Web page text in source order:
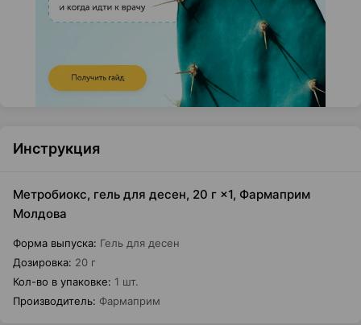
Инструкция
Метробиокс, гель для десен, 20 г ×1, Фармаприм
Молдова
Форма выпуска: Гель для десен
Дозировка: 20 г
Кол-во в упаковке: 1 шт.
Производитель: Фармаприм